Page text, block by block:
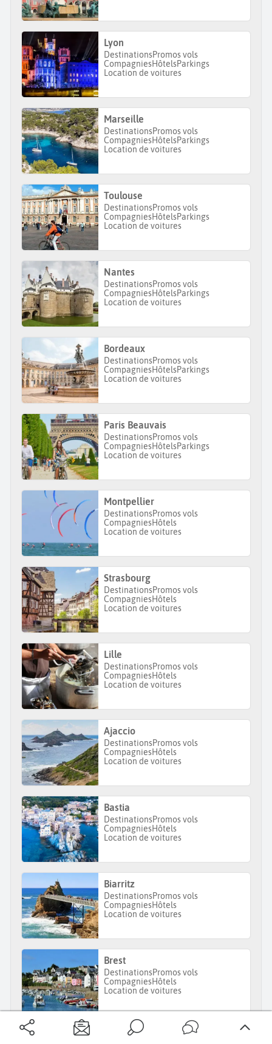
Lyon
DestinationsPromos vols
CompagniesHôtelsParkings
Location de voitures
Marseille
DestinationsPromos vols
CompagniesHôtelsParkings
Location de voitures
Toulouse
DestinationsPromos vols
CompagniesHôtelsParkings
Location de voitures
Nantes
DestinationsPromos vols
CompagniesHôtelsParkings
Location de voitures
Bordeaux
DestinationsPromos vols
CompagniesHôtelsParkings
Location de voitures
Paris Beauvais
DestinationsPromos vols
CompagniesHôtelsParkings
Location de voitures
Montpellier
DestinationsPromos vols
CompagniesHôtels
Location de voitures
Strasbourg
DestinationsPromos vols
CompagniesHôtels
Location de voitures
Lille
DestinationsPromos vols
CompagniesHôtels
Location de voitures
Ajaccio
DestinationsPromos vols
CompagniesHôtels
Location de voitures
Bastia
DestinationsPromos vols
CompagniesHôtels
Location de voitures
Biarritz
DestinationsPromos vols
CompagniesHôtels
Location de voitures
Brest
DestinationsPromos vols
CompagniesHôtels
Location de voitures
Rennes